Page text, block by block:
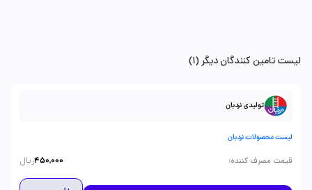
لیست تامین کنندگان دیگر (1)
تولیدی نردبان
لیست محصولات نردبان
قیمت مصرف کننده:
450,000ریال